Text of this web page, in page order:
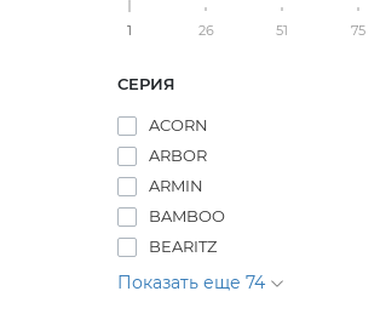
1 26 51 75
СЕРИЯ
ACORN
ARBOR
ARMIN
BAMBOO
BEARITZ
Показать еще 74